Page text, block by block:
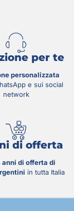
per te
personalizzata
e sui social
network
di offerta
anni di offerta di
in tutta Italia